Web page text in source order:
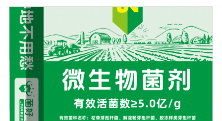
质，可以抑制细菌、真菌性病害、诱导系统抗性，具有显
著的防病、抗重茬的效果。【产品功能】1.抑制植物病原
真菌的生长，提高植物对枯萎病、黄萎病、根腐病等土传
病害的抗病力；2.分泌促进生长的代谢产物，促进根系生
长；3.产生分解不溶性磷酸盐、硅酸盐和含钾矿物的代谢
产物，促进植物对磷、钾、硅等营养元素的利用；【适用
范围】适宜添加本品的有机肥原料包括：畜禽粪便、城市
有机废弃物、糠壳、饼粕、作物秸杆、产品加工废弃料
（蔗糖泥、果渣、茶渣、蘑菇渣、酒糟）【注意事项】 1.
本品内含大量有益活菌，不可与杀菌剂混合使用，用过农
药 的喷雾器一定要认真清洗后在喷菌剂。 2.本品如与化肥
混用，要现混现用。【贮 存】于阴凉干燥处保存，避免